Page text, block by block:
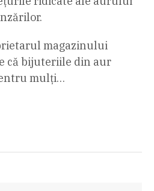
magazinului
că bijuteriile din aur
mulți…